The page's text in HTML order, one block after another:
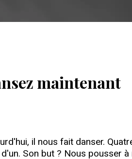
maintenant
il nous fait danser.
Son but ? Nous pousser